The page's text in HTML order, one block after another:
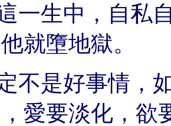
一生中，自私
就墮地獄。
不是好事情，
愛要淡化，欲